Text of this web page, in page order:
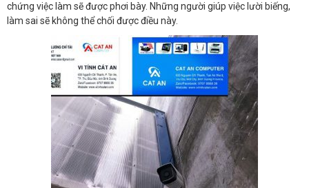
chứng việc làm sẽ được phơi bày. Những người giúp việc lười biếng,
làm sai sẽ không thể chối được điều này.